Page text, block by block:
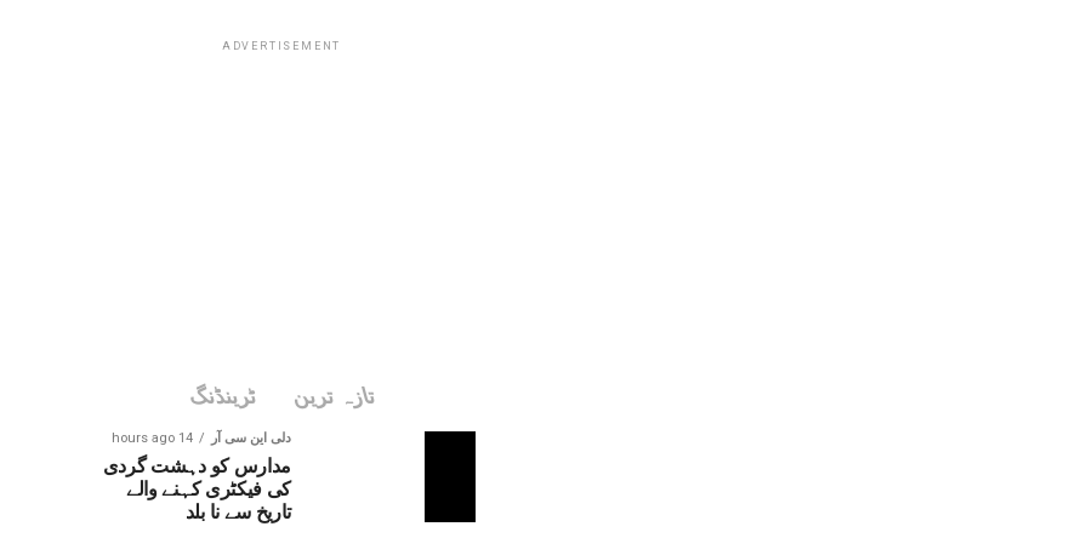
ADVERTISEMENT
تازہ ترین ٹرینڈنگ
دلی این سی آر 14 hours ago
مدارس کو دہشت گردی
کی فیکٹری کہنے والے
تاریخ سے نا بلد